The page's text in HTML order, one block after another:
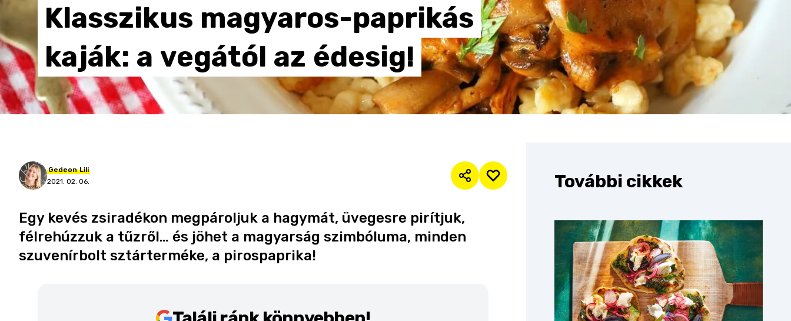
Klasszikus magyaros-paprikás
kaják: a vegától az édesig!
Gedeon Lili
2021. 02. 06.
Egy kevés zsiradékon megpároljuk a hagymát, üvegesre pirítjuk,
félrehúzzuk a tűzről… és jöhet a magyarság szimbóluma, minden
szuvenírbolt sztárterméke, a pirospaprika!
További cikkek